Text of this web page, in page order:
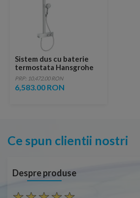
Sistem dus cu baterie
termostata Hansgrohe
Raindance Select E 300
PRP: 10,472.00 RON
6,583.00 RON
Ce spun clientii nostri
Despre produse